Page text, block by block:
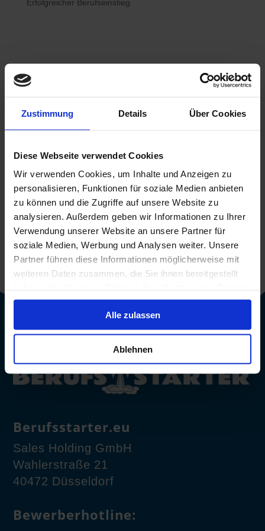
Zustimmung Details Über Cookies
Diese Webseite verwendet Cookies
Wir verwenden Cookies, um Inhalte und Anzeigen zu
personalisieren, Funktionen für soziale Medien anbieten
zu können und die Zugriffe auf unsere Website zu
analysieren. Außerdem geben wir Informationen zu Ihrer
Verwendung unserer Website an unsere Partner für
soziale Medien, Werbung und Analysen weiter. Unsere
Partner führen diese Informationen möglicherweise mit
weiteren Daten zusammen, die Sie ihnen bereitgestellt
gesammelt haben.
Alle zulassen
Ablehnen
 Bewerberhotline
 WhatsApp
0800 / 7008822
Berufsstarter.eu
Sales Holding GmbH
Wahlerstraße 21
40472 Düsseldorf
Bewerberhotline: